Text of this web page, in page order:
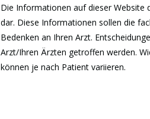
Die Informationen auf dieser Website
dar. Diese Informationen sollen die
Bedenken an Ihren Arzt.
Arzt/Ihren Ärzten getroffen werden.
können je nach Patient variieren.